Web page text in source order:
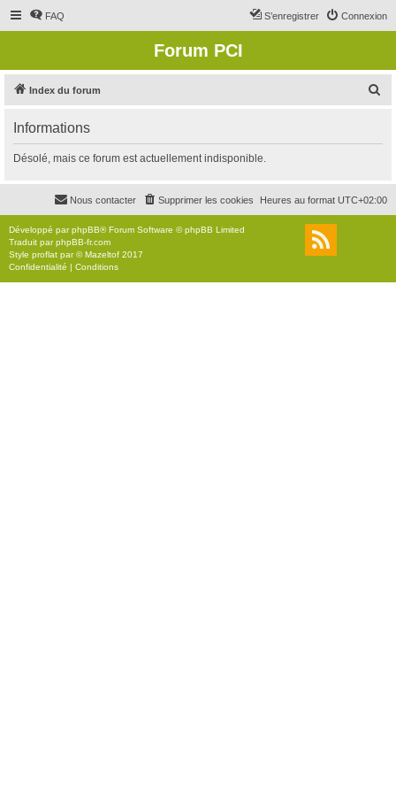
FAQ Connexion
S’enregistrer
Forum PCI
Index du forum
r
c
r
Informations
Désolé, mais ce forum est actuellement indisponible.
Heures au format UTC+02:00
Supprimer les cookies
Nous contacter
Développé parphpBB® Forum Software © phpBB Limited
Traduit parphpBB-fr.com
Style proflat par ©Mazeltof 2017
Confidentialité | Conditions